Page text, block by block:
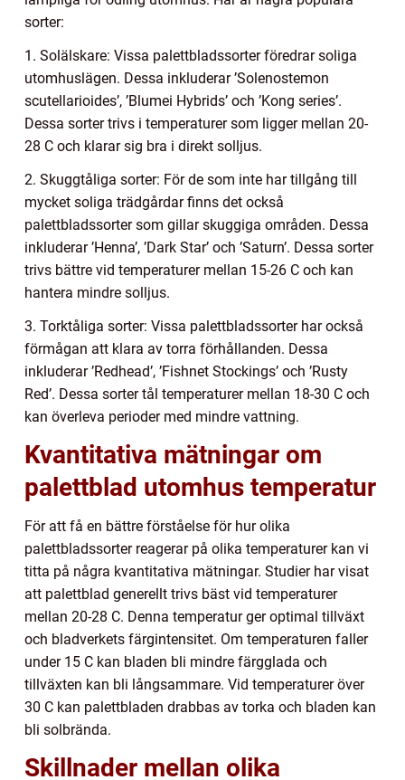
sorter:
1. Solälskare: Vissa palettbladssorter föredrar soliga
utomhuslägen. Dessa inkluderar ’Solenostemon
scutellarioides’, ’Blumei Hybrids’ och ’Kong series’.
Dessa sorter trivs i temperaturer som ligger mellan 20-
28 C och klarar sig bra i direkt solljus.
2. Skuggtåliga sorter: För de som inte har tillgång till
mycket soliga trädgårdar finns det också
palettbladssorter som gillar skuggiga områden. Dessa
inkluderar ’Henna’, ’Dark Star’ och ’Saturn’. Dessa sorter
trivs bättre vid temperaturer mellan 15-26 C och kan
hantera mindre solljus.
3. Torktåliga sorter: Vissa palettbladssorter har också
förmågan att klara av torra förhållanden. Dessa
inkluderar ’Redhead’, ’Fishnet Stockings’ och ’Rusty
Red’. Dessa sorter tål temperaturer mellan 18-30 C och
kan överleva perioder med mindre vattning.
Kvantitativa mätningar om
palettblad utomhus temperatur
För att få en bättre förståelse för hur olika
palettbladssorter reagerar på olika temperaturer kan vi
titta på några kvantitativa mätningar. Studier har visat
att palettblad generellt trivs bäst vid temperaturer
mellan 20-28 C. Denna temperatur ger optimal tillväxt
och bladverkets färgintensitet. Om temperaturen faller
under 15 C kan bladen bli mindre färgglada och
tillväxten kan bli långsammare. Vid temperaturer över
30 C kan palettbladen drabbas av torka och bladen kan
bli solbrända.
Skillnader mellan olika